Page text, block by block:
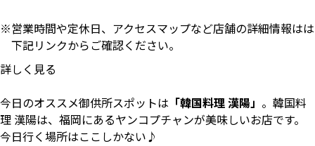
営業時間や定休日、アクセスマップなど店舗の詳細情報はは
下記リンクからご確認ください。
詳しく見る
今日のオススメ御供所スポットは 「韓国料理 漢陽」 。韓国料
理 漢陽は、福岡にあるヤンコプチャンが美味しいお店です。
今日行く場所はここしかない♪